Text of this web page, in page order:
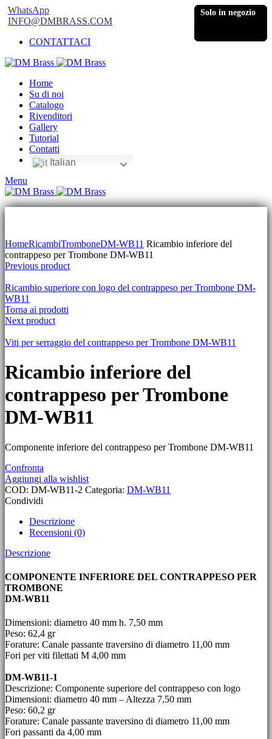
WhatsApp
INFO@DMBRASS.COM
CONTATTACI
Home
Su di noi
Catalogo
Rivenditori
Gallery
Tutorial
Contatti
Italian
Menu
HomeRicambiTromboneDM-WB11 Ricambio inferiore del
contrappeso per Trombone DM-WB11
Previous product
Ricambio superiore con logo del contrappeso per Trombone DM-
WB11
Torna ai prodotti
Next product
Viti per serraggio del contrappeso per Trombone DM-WB11
Ricambio inferiore del
contrappeso per Trombone
DM-WB11
Componente inferiore del contrappeso per Trombone DM-WB11
Confronta
Aggiungi alla wishlist
COD: DM-WB11-2 Categoria: DM-WB11
Condividi
Descrizione
Recensioni (0)
Descrizione
COMPONENTE INFERIORE DEL CONTRAPPESO PER
TROMBONE
DM-WB11
Dimensioni: diametro 40 mm h. 7,50 mm
Peso: 62,4 gr
Forature: Canale passante traversino di diametro 11,00 mm
Fori per viti filettati M 4,00 mm
DM-WB11-1
Descrizione: Componente superiore del contrappeso con logo
Dimensioni: diametro 40 mm – Altezza 7,50 mm
Peso: 60,2 gr
Forature: Canale passante traversino di diametro 11,00 mm
Fori passanti da 4,00 mm
Solo in negozio
Solo in negozio